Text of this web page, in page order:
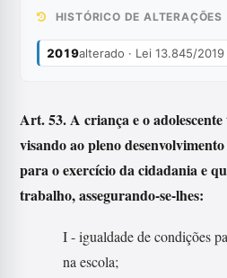
HISTÓRICO DE ALTERAÇÕES
2019alterado · Lei 13.845/2019
Art. 53. A criança e o
visando ao pleno
para o exercício da cidadania e
trabalho, assegurando-se-lhes:
I - igualdade de condições
na escola;